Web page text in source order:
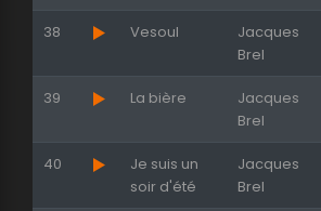
38 Vesoul
Jacques
Brel
39 La bière
Jacques
Brel
40
Je suis un
soir d'été
Jacques
Brel